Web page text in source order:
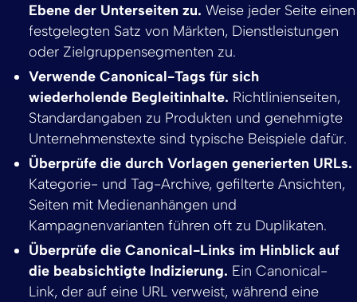
Ebene der Unterseiten zu. Weise jeder Seite einen
festgelegten Satz von Märkten, Dienstleistungen
oder Zielgruppensegmenten zu.
Verwende Canonical-Tags für sich
wiederholende Begleitinhalte. Richtlinienseiten,
Standardangaben zu Produkten und genehmigte
Unternehmenstexte sind typische Beispiele dafür.
Überprüfe die durch Vorlagen generierten URLs.
Kategorie- und Tag-Archive, gefilterte Ansichten,
Seiten mit Medienanhängen und
Kampagnenvarianten führen oft zu Duplikaten.
Überprüfe die Canonical-Links im Hinblick auf
die beabsichtigte Indizierung. Ein Canonical-
Link, der auf eine URL verweist, während eine